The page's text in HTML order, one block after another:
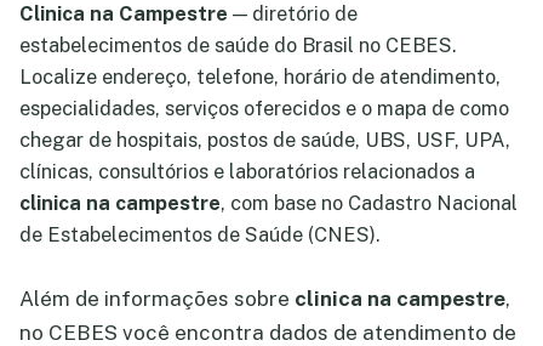
Clinica na Campestre — diretório de
estabelecimentos de saúde do Brasil no CEBES.
Localize endereço, telefone, horário de atendimento,
especialidades, serviços oferecidos e o mapa de como
chegar de hospitais, postos de saúde, UBS, USF, UPA,
clínicas, consultórios e laboratórios relacionados a
clinica na campestre, com base no Cadastro Nacional
de Estabelecimentos de Saúde (CNES).
Além de informações sobre clinica na campestre,
no CEBES você encontra dados de atendimento de